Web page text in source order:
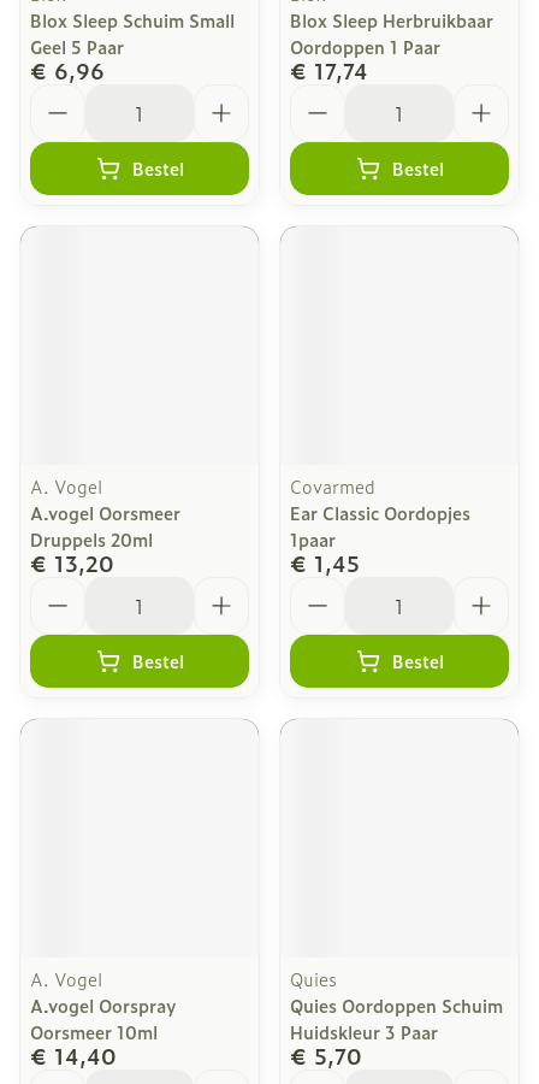
Blox Sleep Schuim Small
Geel 5 Paar
€ 6,96
Bestel
Blox Sleep Herbruikbaar
Oordoppen 1 Paar
€ 17,74
Bestel
A. Vogel
A.vogel Oorsmeer
Druppels 20ml
€ 13,20
Bestel
Covarmed
Ear Classic Oordopjes
1paar
€ 1,45
Bestel
A. Vogel
A.vogel Oorspray
Oorsmeer 10ml
€ 14,40
Quies
Quies Oordoppen Schuim
Huidskleur 3 Paar
€ 5,70